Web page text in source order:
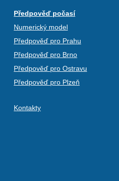
Předpověď počasí
Numerický model
Předpověď pro Prahu
Předpověď pro Brno
Předpověď pro Ostravu
Předpověď pro Plzeň
Kontakty